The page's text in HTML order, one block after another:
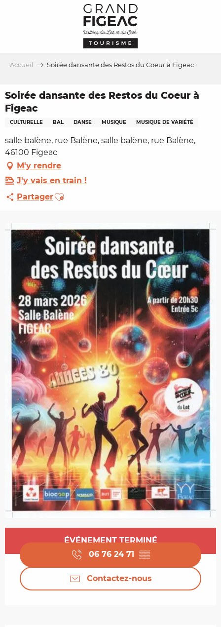
Accueil Soirée dansante des Restos du Coeur à Figeac
Soirée dansante des Restos du Coeur à
Figeac
CULTURELLE BAL DANSE MUSIQUE MUSIQUE DE VARIÉTÉ
salle balène, rue Balène, salle balène, rue Balène,
46100 Figeac
M'y rendre
J'y vais en train !
PartagerAjouter aux favoris
Ouverture et coordonnées
ÉVÉNEMENT TERMINÉ
06 76 24 71 ▒▒
Contactez-nous